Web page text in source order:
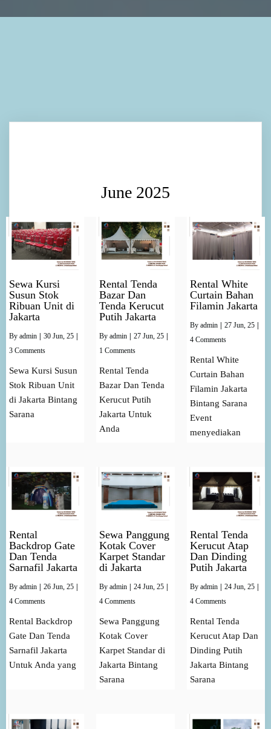
June 2025
Sewa Kursi
Susun Stok
Ribuan Unit di
Jakarta
By admin 30 Jun, 25
3 Comments
Sewa Kursi Susun
Stok Ribuan Unit
di Jakarta Bintang
Sarana
Rental Tenda
Bazar Dan
Tenda Kerucut
Putih Jakarta
Byadmin 27 Jun, 25
1 Comments
Rental Tenda
Bazar Dan Tenda
Kerucut Putih
Jakarta Untuk
Anda
Rental White
Curtain Bahan
Filamin Jakarta
By admin 27 Jun, 25
4 Comments
Rental White
Curtain Bahan
Filamin Jakarta
Bintang Sarana
Event
menyediakan
Rental
Backdrop Gate
Dan Tenda
Sarnafil Jakarta
By admin | 26 Jun, 25 |
4 Comments
Rental Backdrop
Gate Dan Tenda
Sarnafil Jakarta
Untuk Anda yang
Sewa Panggung
Kotak Cover
Karpet Standar
di Jakarta
Byadmin | 24 Jun, 25 |
4 Comments
Sewa Panggung
Kotak Cover
Karpet Standar di
Jakarta Bintang
Sarana
Rental Tenda
Kerucut Atap
Dan Dinding
Putih Jakarta
By admin | 24 Jun, 25 |
4 Comments
Rental Tenda
Kerucut Atap Dan
Dinding Putih
Jakarta Bintang
Sarana